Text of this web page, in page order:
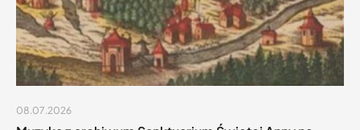
08.07.2026